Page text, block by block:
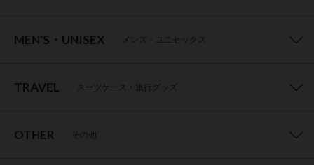
MEN'S・UNISEX メンズ・ユニセックス
TRAVEL スーツケース・旅行グッズ
OTHER その他